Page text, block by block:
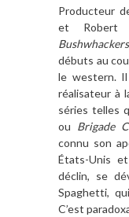
Producteur
et Robert
Bushwhackers
débuts au
le western.
réalisateur à
séries telles
ou Brigade
connu son
États-Unis
déclin, se
Spaghetti,
C’est